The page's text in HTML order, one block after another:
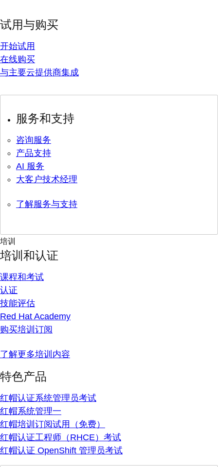
试用与购买
开始试用
在线购买
与主要云提供商集成
服务和支持
咨询服务
产品支持
AI 服务
大客户技术经理
了解服务与支持
培训
培训和认证
课程和考试
认证
技能评估
Red Hat Academy
购买培训订阅
了解更多培训内容
特色产品
红帽认证系统管理员考试
红帽系统管理一
红帽培训订阅试用（免费）
红帽认证工程师（RHCE）考试
红帽认证 OpenShift 管理员考试